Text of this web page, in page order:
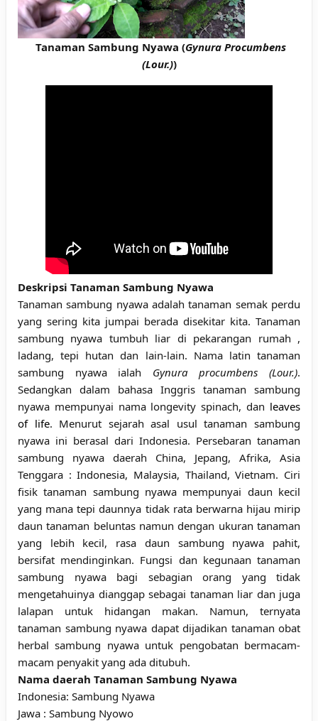
Tanaman Sambung Nyawa (Gynura Procumbens
(Lour.))
Deskripsi Tanaman Sambung Nyawa
Tanaman sambung nyawa adalah tanaman semak perdu
yang sering kita jumpai berada disekitar kita. Tanaman
sambung nyawa tumbuh liar di pekarangan rumah ,
ladang, tepi hutan dan lain-lain. Nama latin tanaman
sambung nyawa ialah Gynura procumbens (Lour.).
Sedangkan dalam bahasa Inggris tanaman sambung
nyawa mempunyai nama longevity spinach, dan leaves
of life. Menurut sejarah asal usul tanaman sambung
nyawa ini berasal dari Indonesia. Persebaran tanaman
sambung nyawa daerah China, Jepang, Afrika, Asia
Tenggara : Indonesia, Malaysia, Thailand, Vietnam. Ciri
fisik tanaman sambung nyawa mempunyai daun kecil
yang mana tepi daunnya tidak rata berwarna hijau mirip
daun tanaman beluntas namun dengan ukuran tanaman
yang lebih kecil, rasa daun sambung nyawa pahit,
bersifat mendinginkan. Fungsi dan kegunaan tanaman
sambung nyawa bagi sebagian orang yang tidak
mengetahuinya dianggap sebagai tanaman liar dan juga
lalapan untuk hidangan makan. Namun, ternyata
tanaman sambung nyawa dapat dijadikan tanaman obat
herbal sambung nyawa untuk pengobatan bermacam-
macam penyakit yang ada ditubuh.
Nama daerah Tanaman Sambung Nyawa
Indonesia: Sambung Nyawa
Jawa : Sambung Nyowo